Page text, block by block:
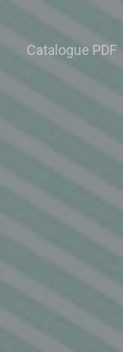
Catalogue PDF